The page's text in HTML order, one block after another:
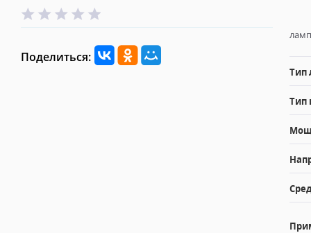
Поделиться:
Тип
Тип